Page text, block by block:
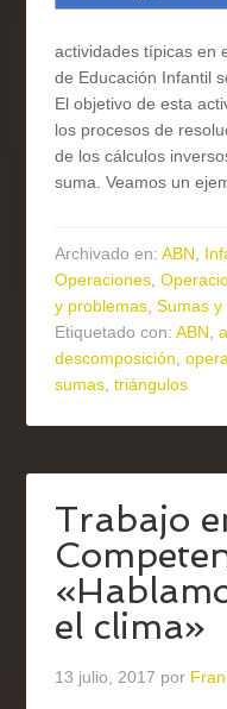
actividades típicas en
de Educación Infantil
El objetivo de esta
los procesos de
de los cálculos
suma. Veamos un
Archivado en:ABN
Operaciones ,
y problemas ,Sumas y
Etiquetado con:ABN ,
descomposición ,
sumas ,triángulos
Trabajo
el clima»
13 julio, 2017 por